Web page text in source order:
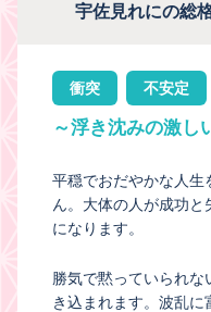
宇佐見れにの総
衝突 不安定
～浮き沈みの激し
平穏でおだやかな人生
ん。大体の人が成功と
になります。
勝気で黙っていられ
き込まれます。波乱に